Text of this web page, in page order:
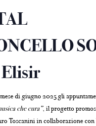
di giugno 2025 gli
che cura”, il progetto
Toscanini in collaborazione con